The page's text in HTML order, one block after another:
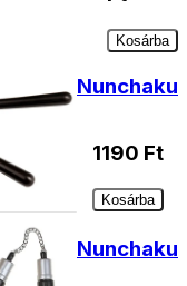
Kosárba
Nunchaku
1190 Ft
Kosárba
Nunchaku